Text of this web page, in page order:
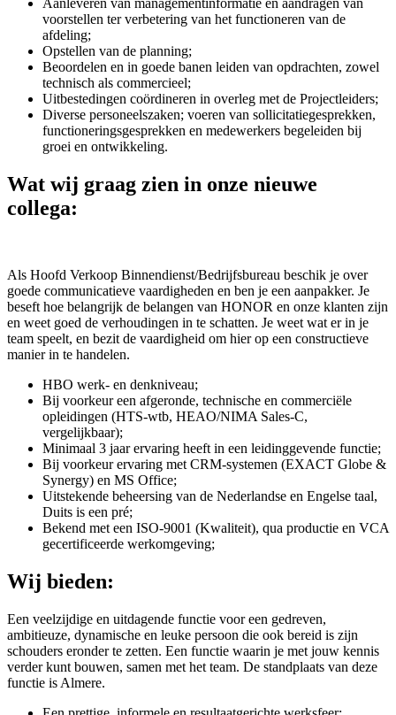
voorstellen ter verbetering van het functioneren van de
afdeling;
Opstellen van de planning;
Beoordelen en in goede banen leiden van opdrachten, zowel
technisch als commercieel;
Uitbestedingen coördineren in overleg met de Projectleiders;
Diverse personeelszaken; voeren van sollicitatiegesprekken,
functioneringsgesprekken en medewerkers begeleiden bij
groei en ontwikkeling.
Wat wij graag zien in onze nieuwe
collega:
Als Hoofd Verkoop Binnendienst/Bedrijfsbureau beschik je over
goede communicatieve vaardigheden en ben je een aanpakker. Je
beseft hoe belangrijk de belangen van HONOR en onze klanten zijn
en weet goed de verhoudingen in te schatten. Je weet wat er in je
team speelt, en bezit de vaardigheid om hier op een constructieve
manier in te handelen.
HBO werk- en denkniveau;
Bij voorkeur een afgeronde, technische en commerciële
opleidingen (HTS-wtb, HEAO/NIMA Sales-C,
vergelijkbaar);
Minimaal 3 jaar ervaring heeft in een leidinggevende functie;
Bij voorkeur ervaring met CRM-systemen (EXACT Globe &
Synergy) en MS Office;
Uitstekende beheersing van de Nederlandse en Engelse taal,
Duits is een pré;
Bekend met een ISO-9001 (Kwaliteit), qua productie en VCA
gecertificeerde werkomgeving;
Wij bieden:
Een veelzijdige en uitdagende functie voor een gedreven,
ambitieuze, dynamische en leuke persoon die ook bereid is zijn
schouders eronder te zetten. Een functie waarin je met jouw kennis
verder kunt bouwen, samen met het team. De standplaats van deze
functie is Almere.